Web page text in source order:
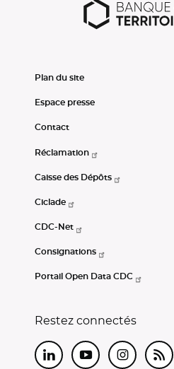
Plan du site
Espace presse
Contact
Réclamation
Caisse des Dépôts
Ciclade
CDC-Net
Consignations
Portail Open Data CDC
Restez connectés
LinkedInYoutubeInstagram
RSS